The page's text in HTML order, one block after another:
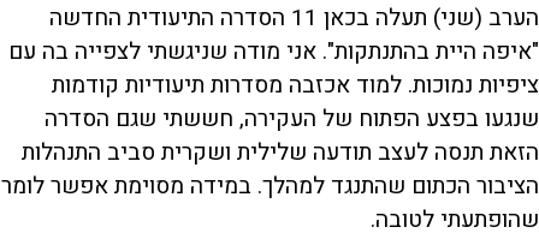
הערב (שני) תעלה בכאן 11 הסדרה התיעודית החדשה
"איפה היית בהתנתקות". אני מודה שניגשתי לצפייה בה עם
ציפיות נמוכות. למוד אכזבה מסדרות תיעודיות קודמות
שנגעו בפצע הפתוח של העקירה, חששתי שגם הסדרה
הזאת תנסה לעצב תודעה שלילית ושקרית סביב התנהלות
הציבור הכתום שהתנגד למהלך. במידה מסוימת אפשר לומר
שהופתעתי לטובה.